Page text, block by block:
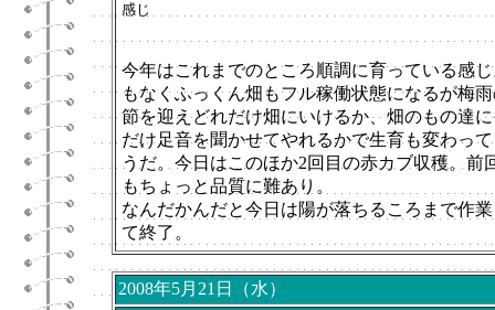
感じ
今年はこれまでのところ順調に育っている感
もなくふっくん畑もフル稼働状態になるが梅
節を迎えどれだけ畑にいけるか、畑のもの達
だけ足音を聞かせてやれるかで生育も変わっ
うだ。今日はこのほか2回目の赤カブ収穫。前
もちょっと品質に難あり。
なんだかんだと今日は陽が落ちるころまで作
て終了。
2008年5月21日（水）